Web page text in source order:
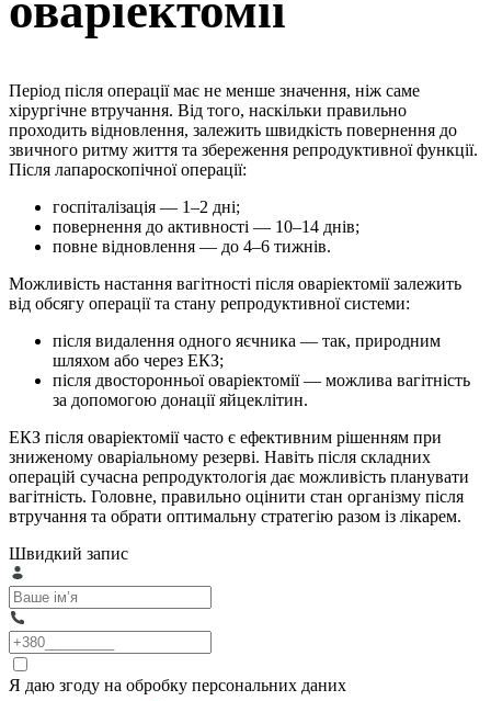
оваріектомії
Період після операції має не менше значення, ніж саме
хірургічне втручання. Від того, наскільки правильно
проходить відновлення, залежить швидкість повернення до
звичного ритму життя та збереження репродуктивної функції.
Після лапароскопічної операції:
госпіталізація — 1–2 дні;
повернення до активності — 10–14 днів;
повне відновлення — до 4–6 тижнів.
Можливість настання вагітності після оваріектомії залежить
від обсягу операції та стану репродуктивної системи:
після видалення одного яєчника — так, природним
шляхом або через ЕКЗ;
після двосторонньої оваріектомії — можлива вагітність
за допомогою донації яйцеклітин.
ЕКЗ після оваріектомії часто є ефективним рішенням при
зниженому оваріальному резерві. Навіть після складних
операцій сучасна репродуктологія дає можливість планувати
вагітність. Головне, правильно оцінити стан організму після
втручання та обрати оптимальну стратегію разом із лікарем.
Швидкий запис
Я даю згоду на обробку персональних даних